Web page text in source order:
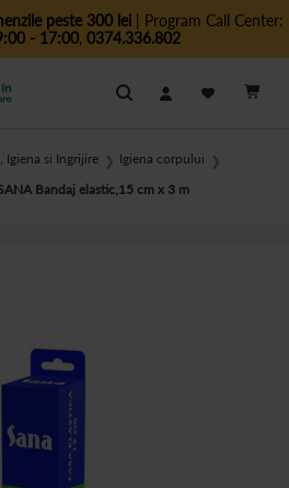
peste 300 lei| Program Call Center:
- 17:00, 0374.336.802
Cautare
Igiena si Ingrijire ❯ Igiena corpului ❯
Bandaj elastic,15 cm x 3 m